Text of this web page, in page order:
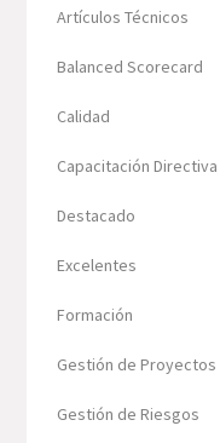
Artículos Técnicos
Balanced Scorecard
Calidad
Capacitación Directiva
Destacado
Excelentes
Formación
Gestión de Proyectos
Gestión de Riesgos